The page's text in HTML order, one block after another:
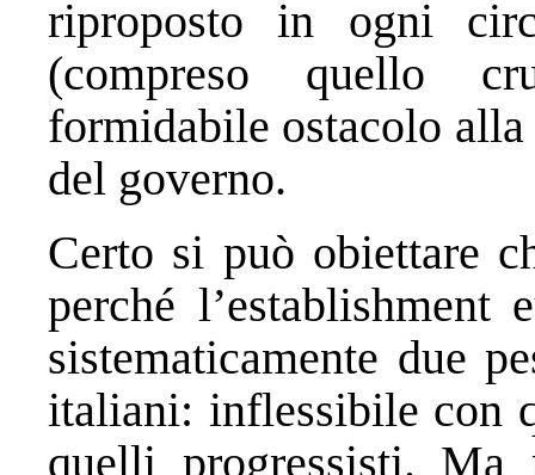
riproposto in ogni
(compreso quello
formidabile ostacolo
del governo.
Certo si può obiettare
perché l’establishment
sistematicamente due
italiani: inflessibile con
quelli progressisti. Ma